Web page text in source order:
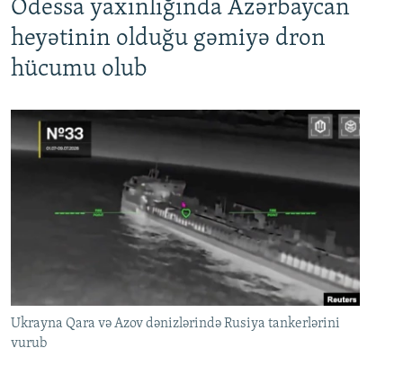
Odessa yaxınlığında Azərbaycan
heyətinin olduğu gəmiyə dron
hücumu olub
Ukrayna Qara və Azov dənizlərində Rusiya tankerlərini
vurub